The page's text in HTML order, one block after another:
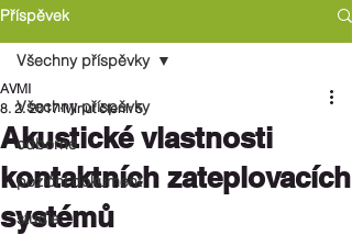
Příspěvek
Všechny příspěvky
odborné
poziční dokument
studie
Všechny příspěvky
Akustické vlastnosti
kontaktních zateplovacích
systémů
AVMI
8. 2. 2017 Minut čtení: 5